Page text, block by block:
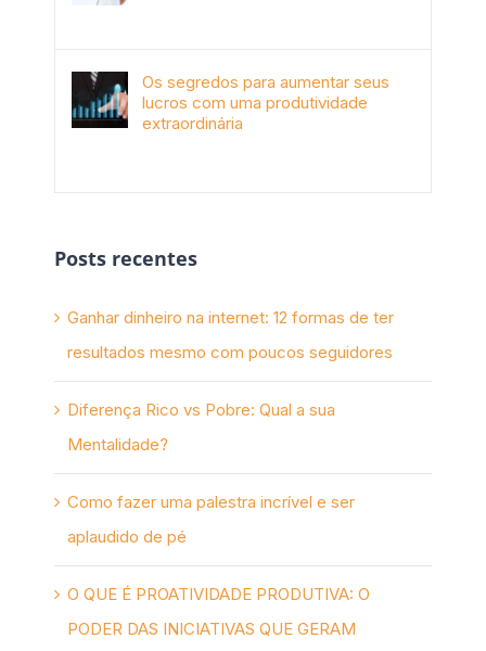
Os segredos para aumentar seus
lucros com uma produtividade
extraordinária
Posts recentes
Ganhar dinheiro na internet: 12 formas de ter
resultados mesmo com poucos seguidores
Diferença Rico vs Pobre: Qual a sua
Mentalidade?
Como fazer uma palestra incrível e ser
aplaudido de pé
O QUE É PROATIVIDADE PRODUTIVA: O
PODER DAS INICIATIVAS QUE GERAM